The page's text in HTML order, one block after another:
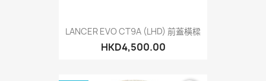
LANCER EVO CT9A (LHD) 前蓋橫樑
HKD4,500.00